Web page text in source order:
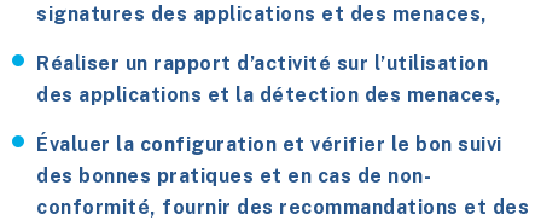
signatures des applications et des menaces,
Réaliser un rapport d’activité sur l’utilisation
des applications et la détection des menaces,
Évaluer la configuration et vérifier le bon suivi
des bonnes pratiques et en cas de non-
conformité, fournir des recommandations et des